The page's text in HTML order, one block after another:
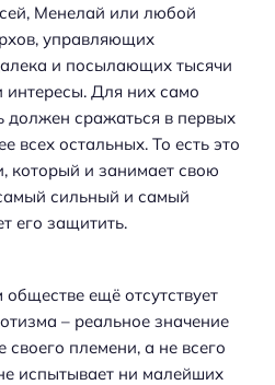
Менелай или любой
управляющих
и посылающих тысячи
интересы. Для них само
должен сражаться в первых
всех остальных. То есть это
который и занимает свою
сильный и самый
его защитить.
ещё отсутствует
– реальное значение
своего племени, а не всего
испытывает ни малейших